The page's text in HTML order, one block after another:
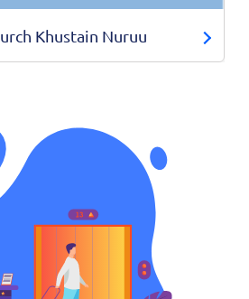
Khustain Nuruu